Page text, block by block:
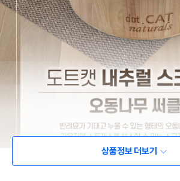
상품정보 더보기